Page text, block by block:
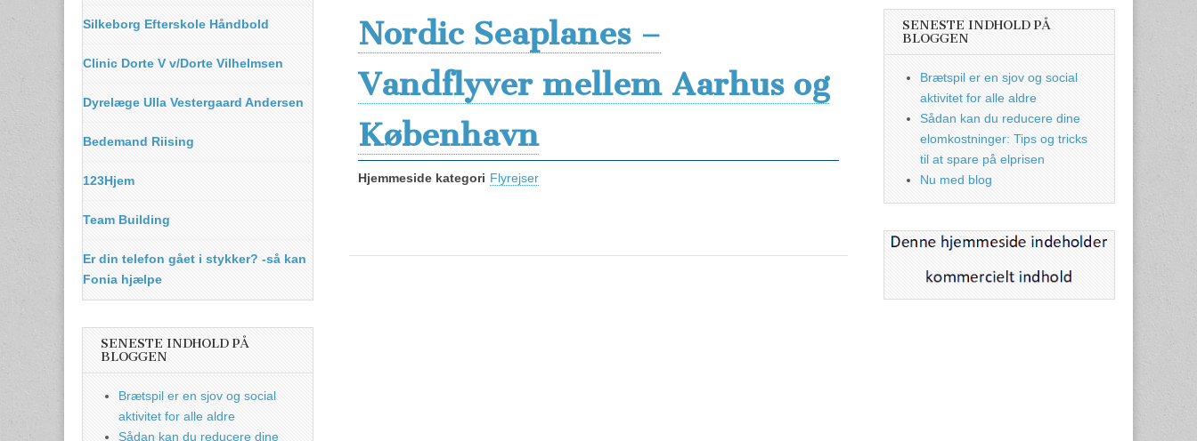
Nordic Seaplanes –
Vandflyver mellem Aarhus og
København
Hjemmeside kategori Flyrejser
Silkeborg Efterskole Håndbold
Clinic Dorte V v/Dorte Vilhelmsen
Dyrelæge Ulla Vestergaard Andersen
Bedemand Riising
123Hjem
Team Building
Er din telefon gået i stykker? -så kan
Fonia hjælpe
SENESTE INDHOLD PÅ
BLOGGEN
Brætspil er en sjov og social
aktivitet for alle aldre
Sådan kan du reducere dine
SENESTE INDHOLD PÅ
BLOGGEN
Brætspil er en sjov og social
aktivitet for alle aldre
Sådan kan du reducere dine
elomkostninger: Tips og tricks
til at spare på elprisen
Nu med blog